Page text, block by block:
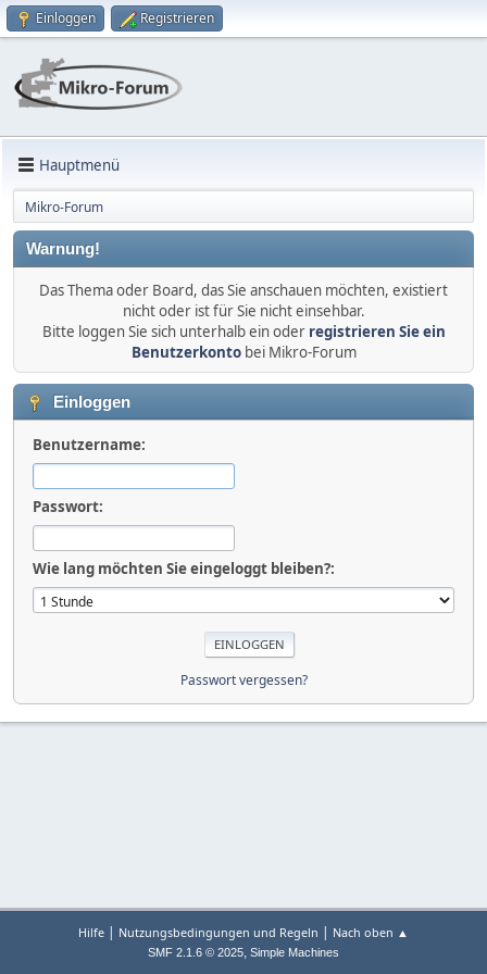
Einloggen Registrieren
Hauptmenü
Mikro-Forum
Warnung!
Das Thema oder Board, das Sie anschauen möchten, existiert
nicht oder ist für Sie nicht einsehbar.
Bitte loggen Sie sich unterhalb ein oder registrieren Sie ein
Benutzerkontobei Mikro-Forum
Einloggen
Benutzername:
Passwort:
Wie lang möchten Sie eingeloggt bleiben?:
Passwort vergessen?
Hilfe | Nutzungsbedingungen und Regeln | Nach oben ▲
SMF 2.1.6 © 2025, Simple Machines